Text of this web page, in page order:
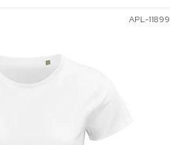
APL-11899